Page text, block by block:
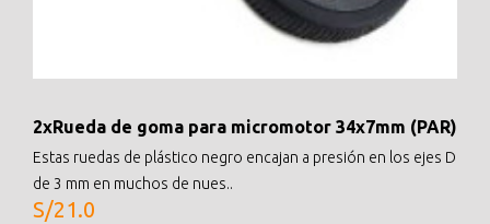
2xRueda de goma para micromotor 34x7mm (PAR)
Estas ruedas de plástico negro encajan a presión en los ejes D
de 3 mm en muchos de nues..
S/21.0